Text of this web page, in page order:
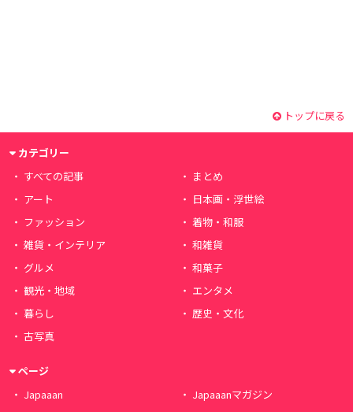
トップに戻る
カテゴリー
すべての記事
まとめ
アート
日本画・浮世絵
ファッション
着物・和服
雑貨・インテリア
和雑貨
グルメ
和菓子
観光・地域
エンタメ
暮らし
歴史・文化
古写真
ページ
Japaaan
Japaaanマガジン